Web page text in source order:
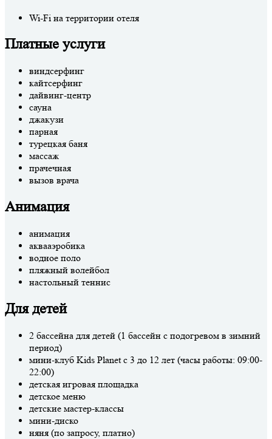
Wi-Fi на территории отеля
Платные услуги
виндсерфинг
кайтсерфинг
дайвинг-центр
сауна
джакузи
парная
турецкая баня
массаж
прачечная
вызов врача
Анимация
анимация
аквааэробика
водное поло
пляжный волейбол
настольный теннис
Для детей
2 бассейна для детей (1 бассейн с подогревом в зимний
период)
мини-клуб Kids Planet с 3 до 12 лет (часы работы: 09:00-
22:00)
детская игровая площадка
детское меню
детские мастер-классы
мини-диско
няня (по запросу, платно)